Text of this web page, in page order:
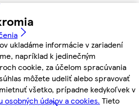
ukladáme informácie v zariadení
napríklad k jedinečným
cookie, za účelom spracúvania
môžete udeliť alebo spravovať
všetko, prípadne kedykoľvek v
údajov a cookies. Tieto